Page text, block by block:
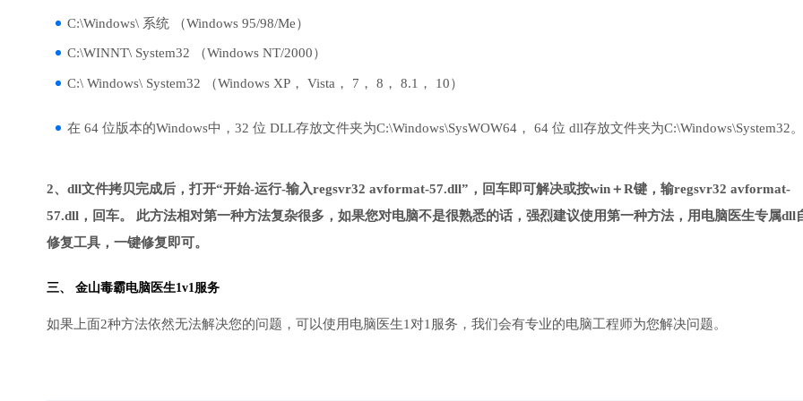
C:\Windows\ 系统 （Windows 95/98/Me）
C:\WINNT\ System32 （Windows NT/2000）
C:\ Windows\ System32 （Windows XP， Vista， 7， 8， 8.1， 10）
在 64 位版本的Windows中，32 位 DLL存放文件夹为C:\Windows\SysWOW64， 64 位 dll存放文件夹为C:\Windows\System32。
2、dll文件拷贝完成后，打开“开始-运行-输入regsvr32 avformat-57.dll”，回车即可解决或按win＋R键，输regsvr32 avformat-
57.dll，回车。 此方法相对第一种方法复杂很多，如果您对电脑不是很熟悉的话，强烈建议使用第一种方法，用电脑医生专属dll
修复工具，一键修复即可。
三、 金山毒霸电脑医生1v1服务
如果上面2种方法依然无法解决您的问题，可以使用电脑医生1对1服务，我们会有专业的电脑工程师为您解决问题。